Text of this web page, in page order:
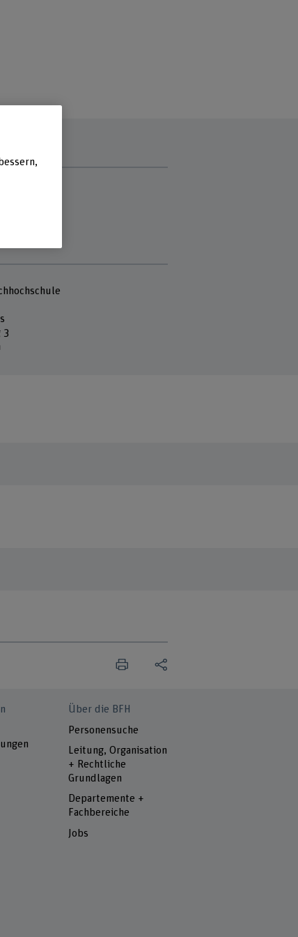
3
Über die BFH
Personensuche
Leitung, Organisation
+ Rechtliche
Grundlagen
Departemente +
Fachbereiche
Jobs